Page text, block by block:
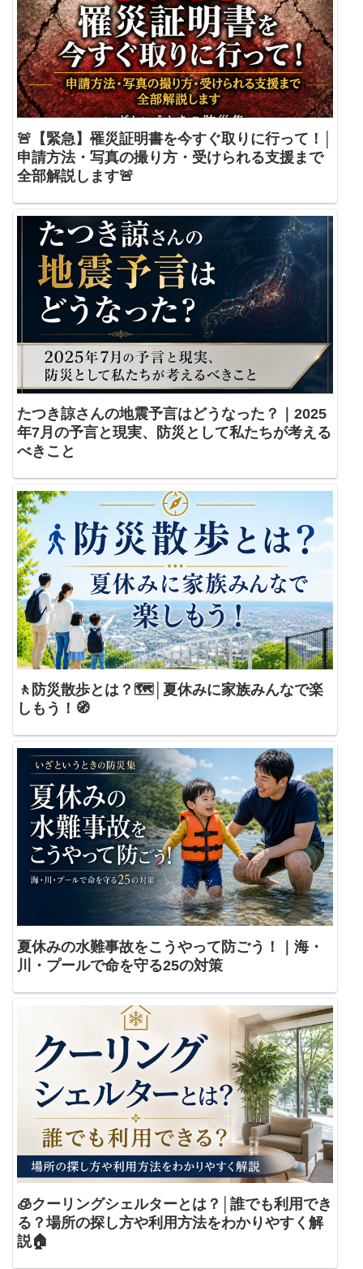
🚨【緊急】罹災証明書を今すぐ取りに行って！│
申請方法・写真の撮り方・受けられる支援まで
全部解説します🚨
たつき諒さんの地震予言はどうなった？｜2025
年7月の予言と現実、防災として私たちが考える
べきこと
🚶防災散歩とは？🗺️│夏休みに家族みんなで楽
しもう！🧭
夏休みの水難事故をこうやって防ごう！｜海・
川・プールで命を守る25の対策
🧊クーリングシェルターとは？│誰でも利用でき
る？場所の探し方や利用方法をわかりやすく解
説🏠